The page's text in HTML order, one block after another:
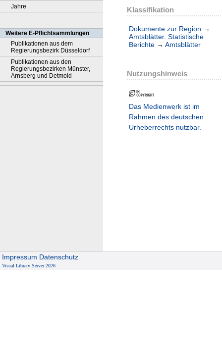
Jahre
Weitere E-Pflichtsammlungen
Publikationen aus dem
Regierungsbezirk Düsseldorf
Publikationen aus den
Regierungsbezirken Münster,
Arnsberg und Detmold
Klassifikation
Dokumente zur Region →
Amtsblätter. Statistische
Berichte → Amtsblätter
Nutzungshinweis
Das Medienwerk ist im
Rahmen des deutschen
Urheberrechts nutzbar.
Impressum Datenschutz
Visual Library Server 2026